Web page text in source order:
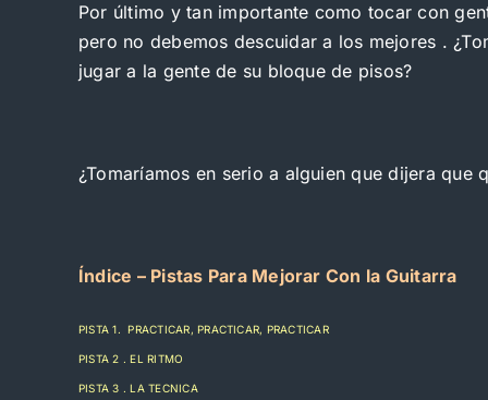
Por último y tan importante como tocar con
pero no debemos descuidar a los mejores .
jugar a la gente de su bloque de pisos?
¿Tomaríamos en serio a alguien que dijera
Índice – Pistas Para Mejorar Con la Guitarra
PISTA 1. PRACTICAR, PRACTICAR, PRACTICAR
PISTA 2 . EL RITMO
PISTA 3 . LA TECNICA